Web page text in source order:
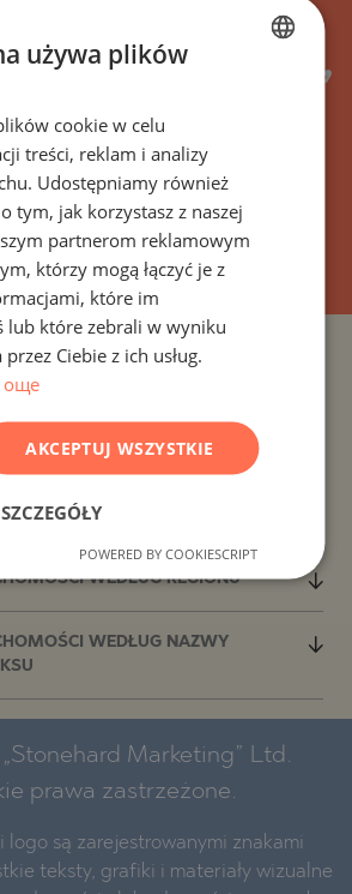
kompleksu
Rudartsi,
Bułgaria
SUBSKRYBOWAĆ
WEDŁUG KRAJU
WEDŁUG ROZLICZENIA
WEDŁUG REGIONU
WEDŁUG NAZWY
„Stonehard Marketing” Ltd.
prawa zastrzeżone.
logo są zarejestrowanymi znakami
teksty, grafiki i materiały wizualne
GERMAN
FRENCH
ROMANIAN
używa plików
cookie w celu
treści, reklam i analizy
Udostępniamy również
tym, jak korzystasz z naszej
partnerom reklamowym
którzy mogą łączyć je z
które im
lub które zebrali w wyniku
Ciebie z ich usług.
още
AKCEPTUJ WSZYSTKIE
POWERED BY COOKIESCRIPT